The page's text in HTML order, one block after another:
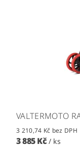
VALTERMOTO
3 210,74 Kč bez DPH
3 885 Kč / ks